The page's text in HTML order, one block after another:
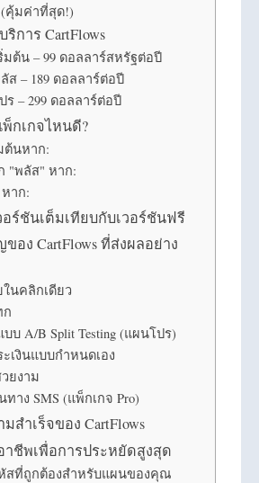
คุ้มค่าที่สุด!)
การ CartFlows
มต้น – 99 ดอลลาร์สหรัฐต่อปี
ส – 189 ดอลลาร์ต่อปี
ร – 299 ดอลลาร์ต่อปี
กเกจไหนดี?
ต้นหาก:
"พลัส" หาก:
หาก:
อร์ชันเต็มเทียบกับเวอร์ชันฟรี
อง CartFlows ที่ส่งผลอย่าง
นคลิกเดียว
ก
บ A/B Split Testing (แผนโปร)
เงินแบบกำหนดเอง
ยงาม
ทาง SMS (แพ็กเกจ Pro)
มสำเร็จของ CartFlows
ชีพเพื่อการประหยัดสูงสุด
หัสที่ถูกต้องสำหรับแผนของคุณ